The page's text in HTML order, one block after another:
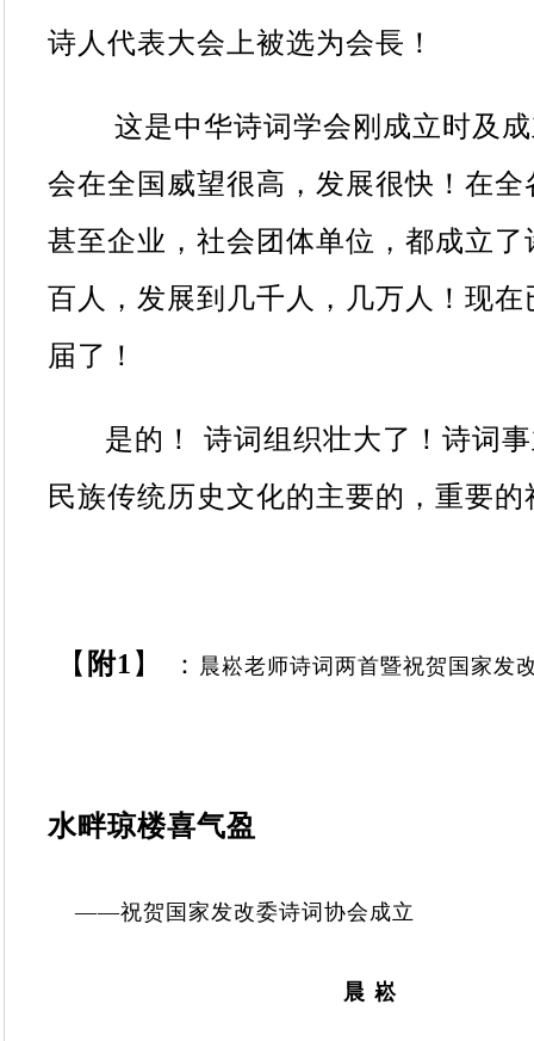
诗人代表大会上被选为会長！
这是中华诗词学会刚成立时及成
会在全国威望很高，发展很快！在
甚至企业，社会团体单位，都成立
百人，发展到几千人，几万人！现
届了！
是的！
诗词组织壮大了！诗词
民族传统历史文化的主要的，重要
【 附1 】 ： 晨崧老师诗词两首暨祝贺国家发
水畔琼楼喜气盈
——祝贺 国 家发改委诗词 协会成立
晨 崧